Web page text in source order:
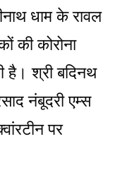
धाम के रावल
की कोरोना
है। श्री बदिनथ
नंबूदरी एम्स
पर